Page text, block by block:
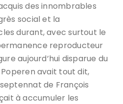
des innombrables
social et la
durant, avec surtout le
reproducteur
aujourd’hui disparue du
avait tout dit,
de François
à accumuler les